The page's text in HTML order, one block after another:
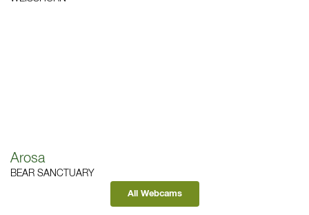
Arosa
BEAR SANCTUARY
All Webcams